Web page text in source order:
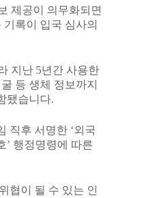
제공이 의무화되면
록이 입국 심사의
지난 5년간 사용한
등 생체 정보까지
됐습니다.
직후 서명한 ‘외국
’ 행정명령에 따른
협이 될 수 있는 인